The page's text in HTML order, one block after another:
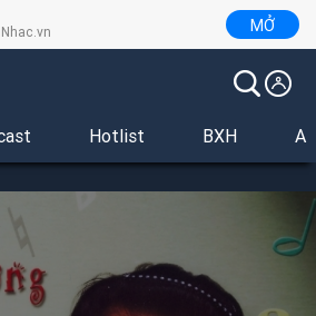
MỞ
Hotlist BXH